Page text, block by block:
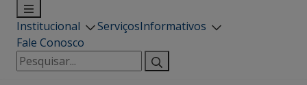
Institucional ServiçosInformativos
Fale Conosco
Pesquisar
por: